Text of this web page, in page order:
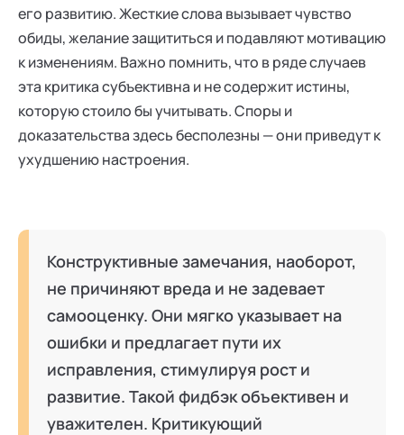
его развитию. Жесткие слова вызывает чувство
обиды, желание защититься и подавляют мотивацию
к изменениям. Важно помнить, что в ряде случаев
эта критика субъективна и не содержит истины,
которую стоило бы учитывать. Споры и
доказательства здесь бесполезны — они приведут к
ухудшению настроения.
Конструктивные замечания, наоборот,
не причиняют вреда и не задевает
самооценку. Они мягко указывает на
ошибки и предлагает пути их
исправления, стимулируя рост и
развитие. Такой фидбэк объективен и
уважителен. Критикующий